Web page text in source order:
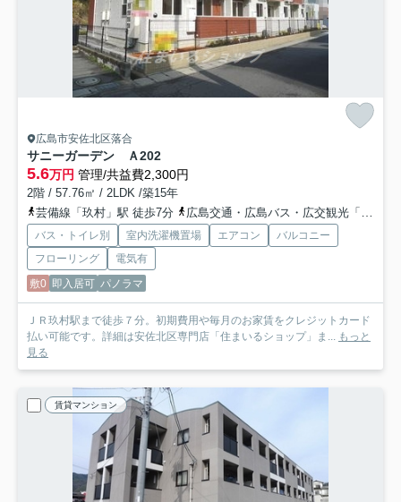
広島市安佐北区落合
サニーガーデン Ａ202
5.6万円 管理/共益費2,300円
2階 / 57.76㎡ / 2LDK /築15年
芸備線「玖村」駅 徒歩7分
広島交通・広島バス・広交観光「玖村駅前バス停」バス停下車 徒歩5分
バス・トイレ別 室内洗濯機置場 エアコン
バルコニー
フローリング
電気有
敷0 即入居可 パノラマ
ＪＲ玖村駅まで徒歩７分。初期費用や毎月のお家賃をクレジットカード
払い可能です。詳細は安佐北区専門店「住まいるショップ」ま... もっと
見る
賃貸マンション